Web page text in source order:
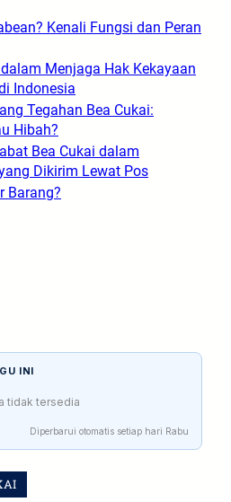
Kenali Fungsi dan Peran
Menjaga Hak Kekayaan
Indonesia
Tegahan Bea Cukai:
Hibah?
Bea Cukai dalam
Dikirim Lewat Pos
Barang?
INI
tidak tersedia
Diperbarui otomatis setiap hari Rabu